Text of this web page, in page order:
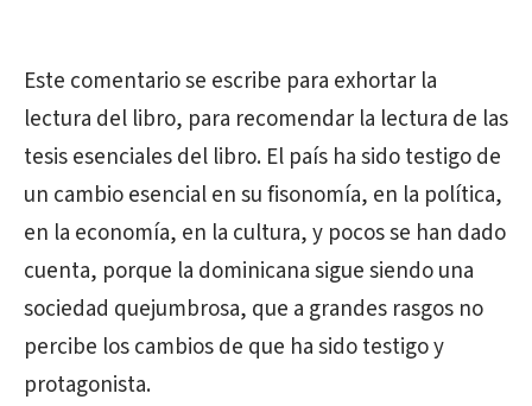
Este comentario se escribe para exhortar la
lectura del libro, para recomendar la lectura de las
tesis esenciales del libro. El país ha sido testigo de
un cambio esencial en su fisonomía, en la política,
en la economía, en la cultura, y pocos se han dado
cuenta, porque la dominicana sigue siendo una
sociedad quejumbrosa, que a grandes rasgos no
percibe los cambios de que ha sido testigo y
protagonista.